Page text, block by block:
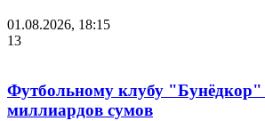
01.08.2026, 18:15
13
Футбольному клубу
миллиардов сумов